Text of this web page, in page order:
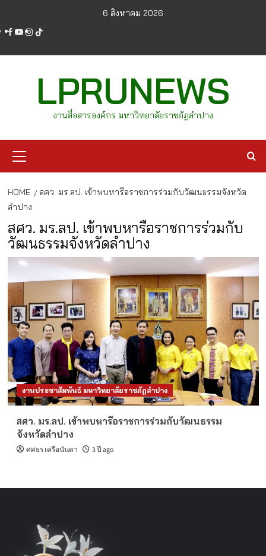
content
6 สิงหาคม 2026
facebook
youtube
instagram
tiktok
LPRUNEWS
งานสื่อสารองค์กร มหาวิทยาลัยราชภัฏลำปาง
Menu
HOME
สศว. มร.ลป. เข้าพบหารือราชการร่วมกับวัฒนธรรมจังหวัด
ลำปาง
สศว. มร.ลป. เข้าพบหารือราชการร่วมกับ
วัฒนธรรมจังหวัดลำปาง
งานประชาสัมพันธ์ มหาวิทยาลัยราชภัฏลำปาง
สศว. มร.ลป. เข้าพบหารือราชการร่วมกับวัฒนธรรม
จังหวัดลำปาง
ศศธร เครือนันตา 3 ปี ago